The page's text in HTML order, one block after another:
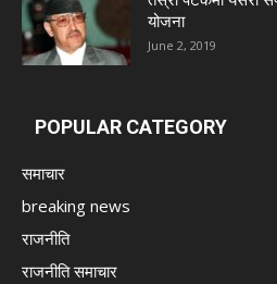
योजना
June 2, 2019
POPULAR CATEGORY
समाचार
breaking news
राजनीति
राजनीति समाचार